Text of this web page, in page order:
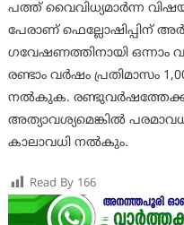
പത്ത് വൈവിധ്യമാർന്ന
പേരാണ് ഫെല്ലോഷിപ്പിന്
ഗവേഷണത്തിനായി ഒന്നാം
രണ്ടാം വർഷം പ്രതിമാസം
നല്‍കുക.
അത്യാവശ്യമെങ്കിൽ
കാലാവധി നൽകും.
Read By 166